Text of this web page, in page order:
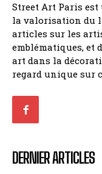
Street Art Paris est
la valorisation du
articles sur les
emblématiques, et
art dans la
regard unique sur
DERNIER ARTICLES